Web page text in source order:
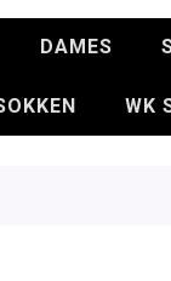
DAMES
WK